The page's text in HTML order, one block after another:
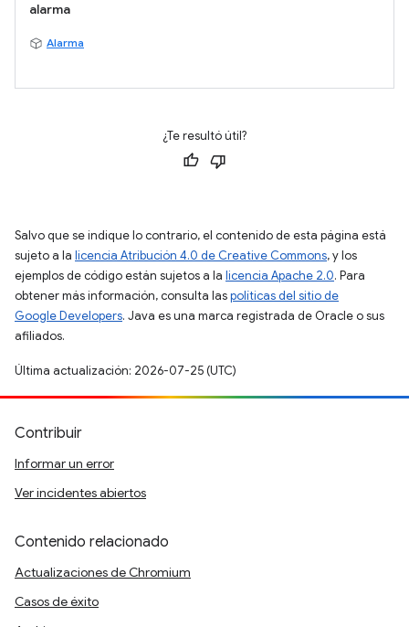
alarma
Alarma
¿Te resultó útil?
Salvo que se indique lo contrario, el contenido de esta página está
sujeto a la licencia Atribución 4.0 de Creative Commons, y los
ejemplos de código están sujetos a la licencia Apache 2.0. Para
obtener más información, consulta laspolíticas del sitio de
Google Developers. Java es una marca registrada de Oracle o sus
afiliados.
Última actualización: 2026-07-25 (UTC)
Contribuir
Informar un error
Ver incidentes abiertos
Contenido relacionado
Actualizaciones de Chromium
Casos de éxito